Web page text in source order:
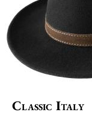
Classic Italy